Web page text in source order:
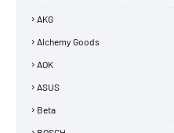
AKG
Alchemy Goods
AOK
ASUS
Beta